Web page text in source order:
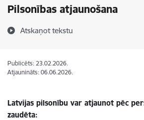
Pilsonības atjaunošana
Atskaņot tekstu
Publicēts: 23.02.2026.
Atjaunināts: 06.06.2026.
Latvijas pilsonību var atjaunot pēc
zaudēta: